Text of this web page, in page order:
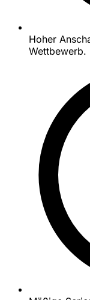
Hoher
Wettbewerb.